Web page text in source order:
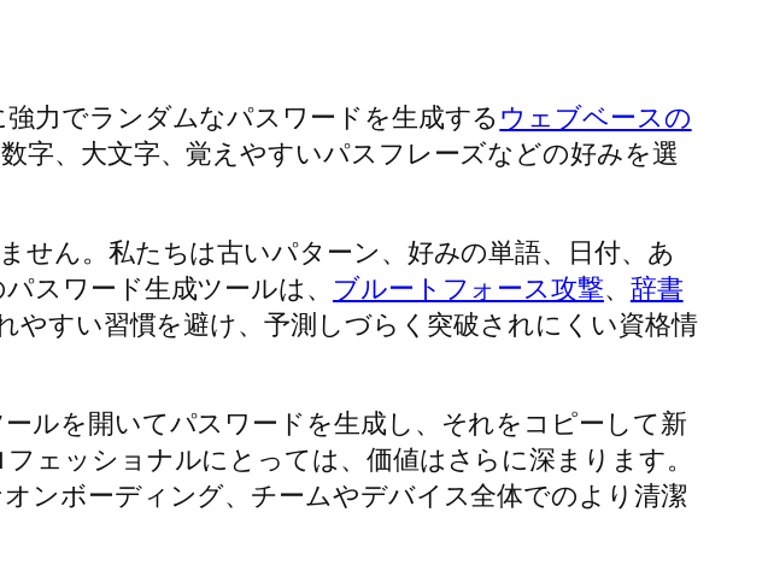
力でランダムなパスワードを生成する ウェブベースの
字、大文字、覚えやすいパスフレーズなどの好みを選
せん。私たちは古いパターン、好みの単語、日付、あ
スワード生成ツールは、 ブルートフォース攻撃、 辞書
やすい習慣を避け、予測しづらく突破されにくい資格情
ルを開いてパスワードを生成し、それをコピーして新
ェッショナルにとっては、価値はさらに深まります。
ンボーディング、チームやデバイス全体でのより清潔